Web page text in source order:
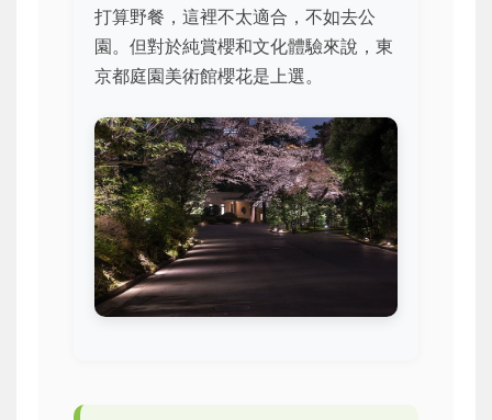
打算野餐，這裡不太適合，不如去公
園。但對於純賞櫻和文化體驗來說，東
京都庭園美術館櫻花是上選。